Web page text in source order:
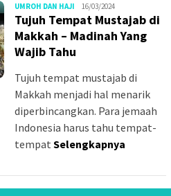
UMROH DAN HAJI MS_W
16/03/2024
Tujuh Tempat Mustajab di
Makkah – Madinah Yang
Wajib Tahu
Tujuh tempat mustajab di
Makkah menjadi hal menarik
diperbincangkan. Para jemaah
Indonesia harus tahu tempat-
tempat Selengkapnya